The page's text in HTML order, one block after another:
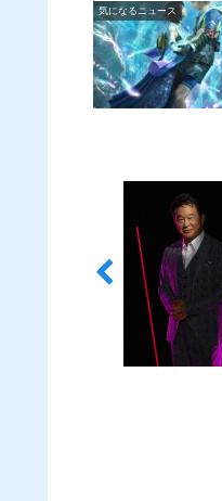
気になるニュース